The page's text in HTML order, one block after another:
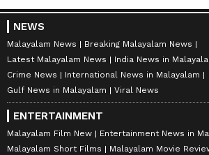
NEWS
Malayalam News
Breaking Malayalam News
Latest Malayalam News
India News in
Crime News
International News in Malayalam
Gulf News in Malayalam
Viral News
ENTERTAINMENT
Malayalam Film New
Entertainment News in
Malayalam Short Films
Malayalam Movie